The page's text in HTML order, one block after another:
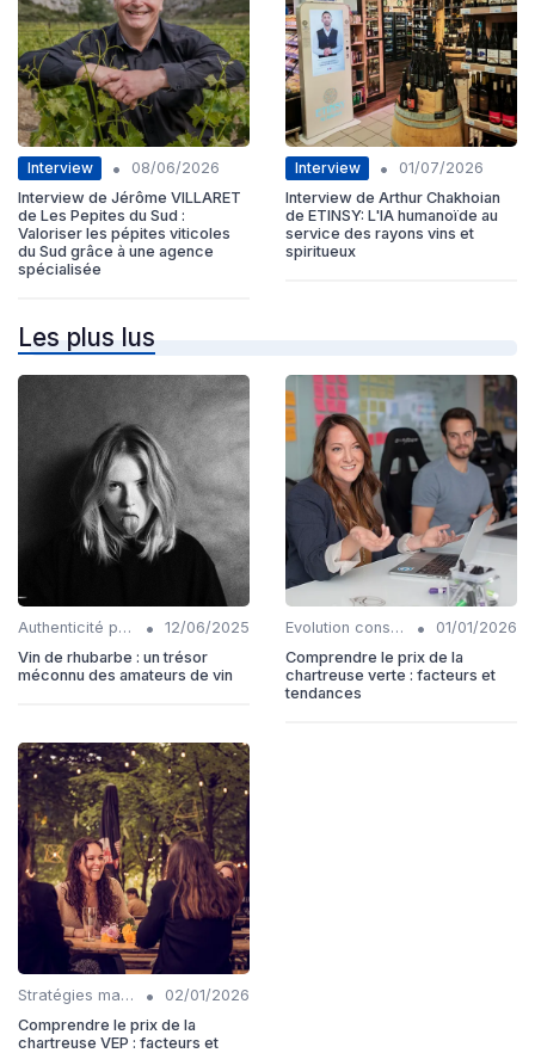
Interview •
08/06/2026
Interview de Jérôme VILLARET
de Les Pepites du Sud :
Valoriser les pépites viticoles
du Sud grâce à une agence
spécialisée
Interview •
01/07/2026
Interview de Arthur Chakhoian
de ETINSY: L'IA humanoïde au
service des rayons vins et
spiritueux
Les plus lus
Authenticité produits •
12/06/2025
Vin de rhubarbe : un trésor
méconnu des amateurs de vin
Evolution consommation •
01/01/2026
Comprendre le prix de la
chartreuse verte : facteurs et
tendances
Stratégies marketing •
02/01/2026
Comprendre le prix de la
chartreuse VEP : facteurs et